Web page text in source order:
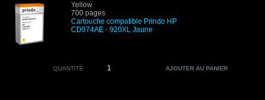
Yellow
700 pages
Cartouche compatible Prindo HP
CD974AE - 920XL Jaune
QUANTITÉ